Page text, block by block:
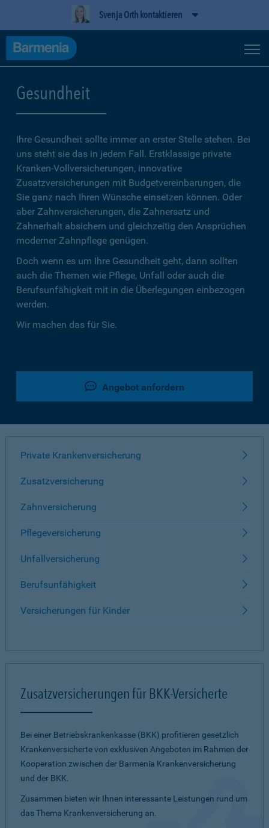
Svenja Orth kontaktieren
Gesundheit
Ihre Gesundheit sollte immer an erster Stelle stehen. Bei
uns steht sie das in jedem Fall. Erstklassige private
Kranken-Vollversicherungen, innovative
Zusatzversicherungen mit Budgetvereinbarungen, die
Sie ganz nach Ihren Wünsche einsetzen können. Oder
aber Zahnversicherungen, die Zahnersatz und
Zahnerhalt absichern und gleichzeitig den Ansprüchen
moderner Zahnpflege genügen.
Doch wenn es um Ihre Gesundheit geht, dann sollten
auch die Themen wie Pflege, Unfall oder auch die
Berufsunfähigkeit mit in die Überlegungen einbezogen
werden.
Wir machen das für Sie.
Angebot anfordern
Private Krankenversicherung
Zusatzversicherung
Zahnversicherung
Pflegeversicherung
Unfallversicherung
Berufsunfähigkeit
Versicherungen für Kinder
Zusatzversicherungen für BKK-Versicherte
Bei einer Betriebskrankenkasse (BKK) profitieren gesetzlich
Krankenversicherte von exklusiven Angeboten im Rahmen der
Kooperation zwischen der Barmenia Krankenversicherung
und der BKK.
Zusammen bieten wir Ihnen interessante Leistungen rund um
das Thema Krankenversicherung an.